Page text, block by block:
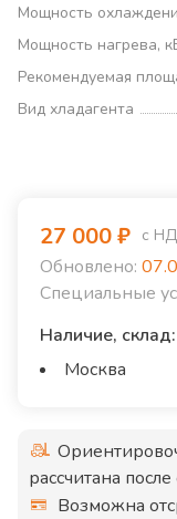
Мощность
Мощность нагрева,
Рекомендуемая
Вид хладагента
27 000₽ с
Обновлено:
Специальные
Наличие, склад:
Москва
рассчитана
Возможна